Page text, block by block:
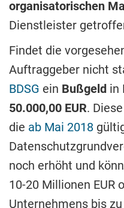
organisatorischen
Dienstleister
Findet die
Auftraggeber nicht
BDSG ein Bußgeld in
50.000,00 EUR.
die ab Mai 2018
noch erhöht und
10-20 Millionen EUR
Unternehmens bis